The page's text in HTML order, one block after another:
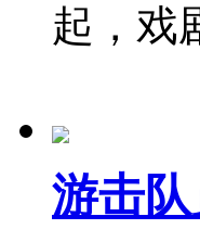
起，戏
游击队